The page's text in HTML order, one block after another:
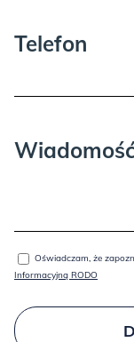
Telefon
Oświadczam, że
Informacyjną RODO